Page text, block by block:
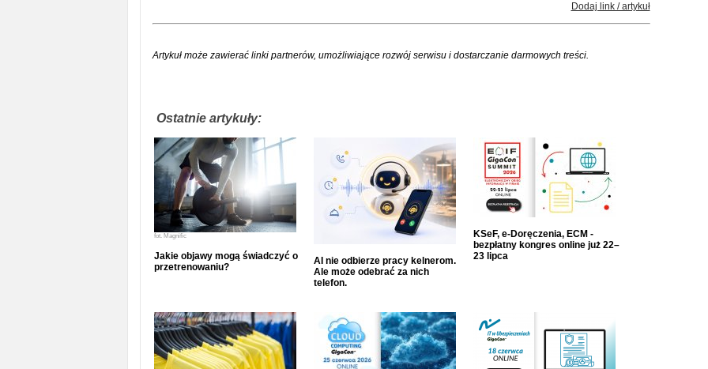
Dodaj link / artykuł
Artykuł może zawierać linki partnerów, umożliwiające rozwój serwisu i dostarczanie darmowych treści.
Ostatnie artykuły:
fot. Magnific
Jakie objawy mogą świadczyć o
przetrenowaniu?
AI nie odbierze pracy kelnerom.
Ale może odebrać za nich
telefon.
KSeF, e-Doręczenia, ECM -
bezpłatny kongres online już 22–
23 lipca